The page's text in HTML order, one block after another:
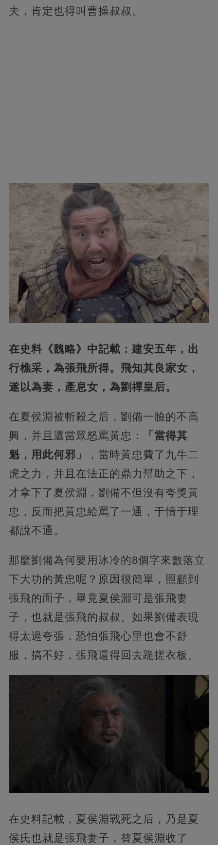
夫，肯定也得叫曹操叔叔。
在史料《魏略》中記載：建安五年，出
行樵采，為張飛所得。飛知其良家女，
遂以為妻，產息女，為劉禪皇后。
在夏侯淵被斬殺之后，劉備一臉的不高
興，并且還當眾怒罵黃忠：
「當得其
魁，用此何邪」
，當時黃忠費了九牛二
虎之力，并且在法正的鼎力幫助之下，
才拿下了夏侯淵，劉備不但沒有夸獎黃
忠，反而把黃忠給罵了一通，于情于理
都說不通。
那麼劉備為何要用冰冷的8個字來數落立
下大功的黃忠呢？原因很簡單，照顧到
張飛的面子，畢竟夏侯淵可是張飛妻
子，也就是張飛的叔叔。如果劉備表現
得太過夸張，恐怕張飛心里也會不舒
服，搞不好，張飛還得回去跪搓衣板。
在史料記載，夏侯淵戰死之后，乃是夏
侯氏也就是張飛妻子，替夏侯淵收了